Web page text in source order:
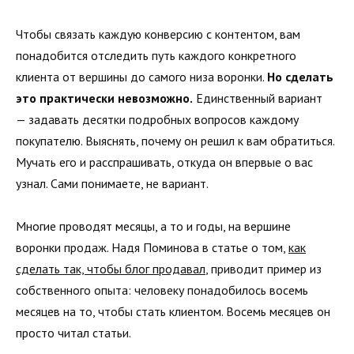
Чтобы связать каждую конверсию с контентом, вам
понадобится отследить путь каждого конкретного
клиента от вершины до самого низа воронки. Но сделать
это практически невозможно. Единственный вариант
— задавать десятки подробных вопросов каждому
покупателю. Выяснять, почему он решил к вам обратиться.
Мучать его и расспрашивать, откуда он впервые о вас
узнал. Сами понимаете, не вариант.
Многие проводят месяцы, а то и годы, на вершине
воронки продаж. Надя Поминова в статье о том, как
сделать так, чтобы блог продавал , приводит пример из
собственного опыта: человеку понадобилось восемь
месяцев на то, чтобы стать клиентом. Восемь месяцев он
просто читал статьи.